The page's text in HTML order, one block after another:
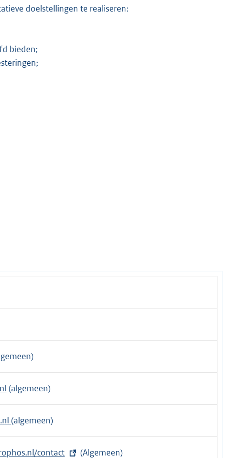
doelstellingen te realiseren:
bieden;
(algemeen)
(algemeen)
contact (Algemeen)